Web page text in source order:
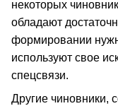
некоторых
обладают
формировании
используют свое
спецсвязи.
Другие чиновники,